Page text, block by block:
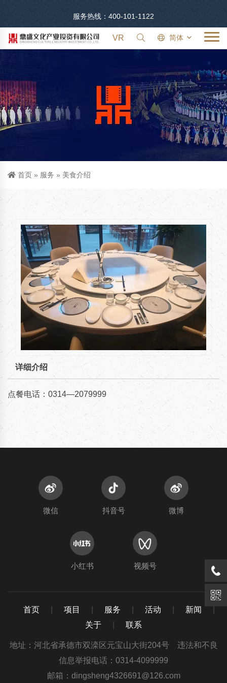
服务热线：400-101-1122
VR 简体
首页 » 服务 » 美食介绍
详细介绍
点餐电话：0314—2079999
微信 抖音号 微博
小红书 视频号
首页 项目 服务 活动 新闻
关于
联系
地址：河北省承德市双滦区元宝山大街204号 违法和不良
信息举报电话：0314-4099999
邮箱：dingsheng4326691@126.com